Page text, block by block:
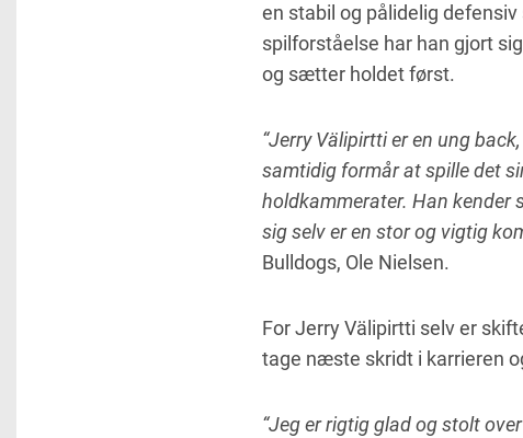
en stabil og pålidelig
spilforståelse har han gjort
og sætter holdet først.
“Jerry Välipirtti er en ung
samtidig formår at spille det
holdkammerater. Han kender
sig selv er en stor og vigtig
Bulldogs, Ole Nielsen.
For Jerry Välipirtti selv er
tage næste skridt i karrieren
“Jeg er rigtig glad og stolt